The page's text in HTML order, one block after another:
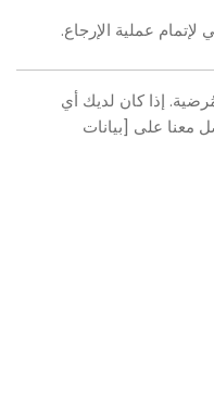
عملية الإرجاع.
إذا كان لديك أي
معنا على [بيانات